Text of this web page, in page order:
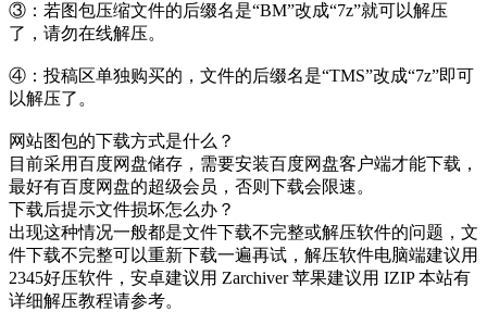
③：若图包压缩文件的后缀名是“BM”改成“7z”就可以解压
了，请勿在线解压。
④：投稿区单独购买的，文件的后缀名是“TMS”改成“7z”即可
以解压了。
网站图包的下载方式是什么？
目前采用百度网盘储存，需要安装百度网盘客户端才能下载，
最好有百度网盘的超级会员，否则下载会限速。
下载后提示文件损坏怎么办？
出现这种情况一般都是文件下载不完整或解压软件的问题，文
件下载不完整可以重新下载一遍再试，解压软件电脑端建议用
2345好压软件，安卓建议用 Zarchiver 苹果建议用 IZIP 本站有
详细解压教程请参考。